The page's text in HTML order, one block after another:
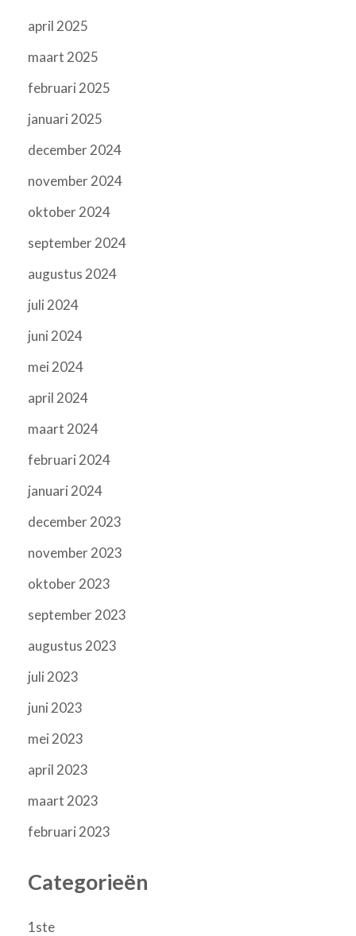
april 2025
maart 2025
februari 2025
januari 2025
december 2024
november 2024
oktober 2024
september 2024
augustus 2024
juli 2024
juni 2024
mei 2024
april 2024
maart 2024
februari 2024
januari 2024
december 2023
november 2023
oktober 2023
september 2023
augustus 2023
juli 2023
juni 2023
mei 2023
april 2023
maart 2023
februari 2023
Categorieën
1ste